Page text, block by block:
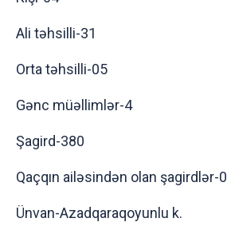
Ali təhsilli-31
Orta təhsilli-05
Gənc müəllimlər-4
Şagird-380
Qaçqın ailəsindən olan şagirdlər-0
Ünvan-Azadqaraqoyunlu k.